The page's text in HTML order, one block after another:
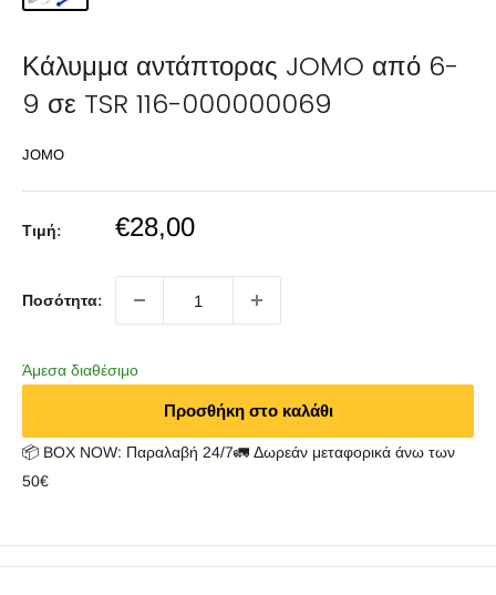
Κάλυμμα αντάπτορας JOMO από 6-
9 σε TSR 116-000000069
JOMO
Τιμή:
Sale
€28,00
Ποσότητα:
Άμεσα διαθέσιμο
Προσθήκη στο καλάθι
📦 BOX NOW: Παραλαβή 24/7🚛 Δωρεάν μεταφορικά άνω των
50€